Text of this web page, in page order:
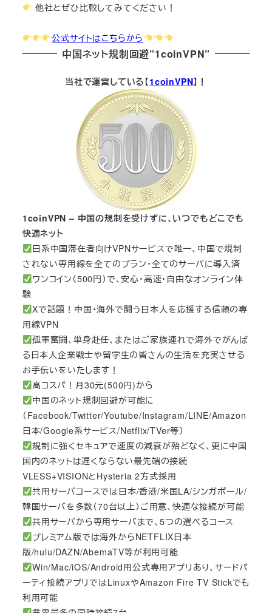
他社とぜひ比較してみてください！
公式サイトはこちらから
中国ネット規制回避”1coinVPN”
当社で運営している【1coinVPN】！
1coinVPN – 中国の規制を受けずに、いつでもどこでも
快適ネット
日系中国滞在者向けVPNサービスで唯一、中国で規制
されない専用線を全てのプラン・全てのサーバに導入済
ワンコイン（500円）で、安心・高速・自由なオンライン体
験
Xで話題！中国・海外で闘う日本人を応援する信頼の専
用線VPN
孤軍奮闘、単身赴任、またはご家族連れで海外でがんば
る日本人企業戦士や留学生の皆さんの生活を充実させる
お手伝いをいたします！
高コスパ！月30元(500円)から
中国のネット規制回避が可能に
（Facebook/Twitter/Youtube/Instagram/LINE/Amazon
日本/Google系サービス/Netflix/TVer等）
規制に強くセキュアで速度の減衰が殆どなく、更に中国
国内のネットは遅くならない最先端の接続
VLESS+VISIONとHysteria 2方式採用
共用サーバコースでは日本/香港/米国LA/シンガポール/
韓国サーバを多数（70台以上）ご用意、快適な接続が可能
共用サーバから専用サーバまで、5つの選べるコース
プレミアム版では海外からNETFLIX日本
版/hulu/DAZN/AbemaTV等が利用可能
Win/Mac/iOS/Android用公式専用アプリあり、サードパ
ーティ接続アプリではLinuxやAmazon Fire TV Stickでも
利用可能